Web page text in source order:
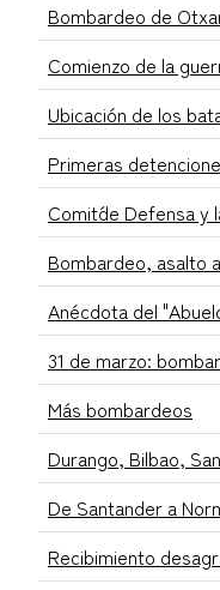
Bombardeo de
Comienzo de la
Ubicación de los
Primeras
Comit´de Defensa
Bombardeo, asalto
Anécdota del
31 de marzo:
Más bombardeos
Durango, Bilbao,
De Santander a
Recibimiento